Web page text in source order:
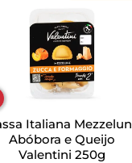
Italiana
Abóbora e Queijo
Valentini 250g
8